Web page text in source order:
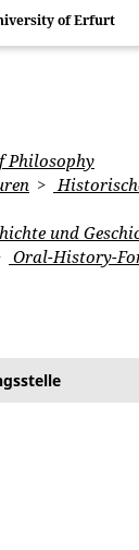
of Erfurt
Philosophy
und
Oral-History-